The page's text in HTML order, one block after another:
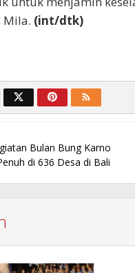
Mila. (int/dtk)
Bulan Bung Karno
di 636 Desa di Bali